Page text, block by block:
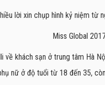
lời xin chụp hình kỷ niệm từ
về khách sạn ở trung tâm Hà
nữ ở độ tuổi từ 18 đến 35,